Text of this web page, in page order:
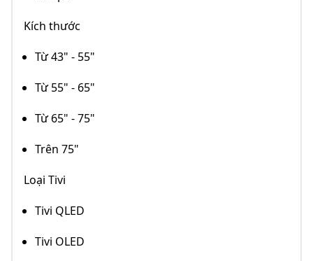
Kích thước
Từ 43" - 55"
Từ 55" - 65"
Từ 65" - 75"
Trên 75"
Loại Tivi
Tivi QLED
Tivi OLED